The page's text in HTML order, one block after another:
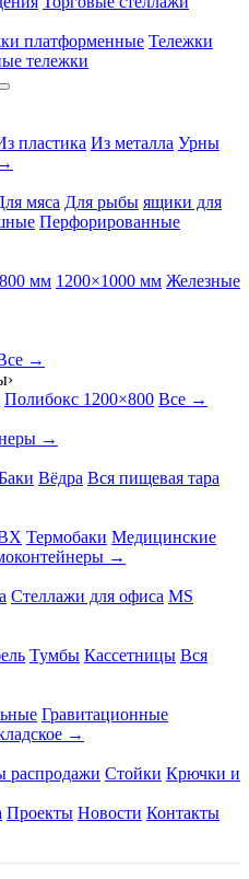
платформенные Тележки
тележки
пластика Из металла Урны
мяса Для рыбы ящики для
Перфорированные
мм 1200×1000 мм Железные
→
›
Полибокс 1200×800 Все →
→
Вёдра Вся пищевая тара
Термобаки Медицинские
→
Стеллажи для офиса MS
Тумбы Кассетницы Вся
Гравитационные
→
распродажи Стойки Крючки и
Проекты Новости Контакты